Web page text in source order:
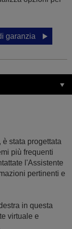
garanzia
è stata progettata
più frequenti
l'Assistente
pertinenti e
in questa
virtuale e